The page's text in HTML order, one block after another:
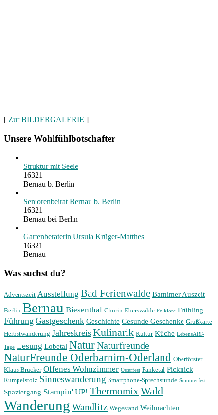
[ Zur BILDERGALERIE ]
Unsere Wohlfühlbotschafter
Struktur mit Seele
16321
Bernau b. Berlin
Seniorenbeirat Bernau b. Berlin
16321
Bernau bei Berlin
Gartenberaterin Ursula Krüger-Matthes
16321
Bernau
Was suchst du?
Adventszeit Ausstellung Bad Ferienwalde Barnimer Auszeit
Berlin Bernau Biesenthal Chorin Eberswalde Folklore Frühling
Führung Gastgeschenk Geschichte Gesunde Geschenke Grußkarte
Herbstwanderung Jahreskreis Kulinarik Kultur Küche LebensART-
Tage Lesung Lobetal NaturNaturfreunde
NaturFreunde Oderbarnim-Oderland Oberförster
Klaus Brucker Offenes Wohnzimmer Osterfest Panketal Picknick
Rumpelstolz Sinneswanderung Smartphone-Sprechstunde Sommerfest
Spaziergang Stampin' UP! ThermomixWald
Wanderung Wandlitz Wegesrand Weihnachten